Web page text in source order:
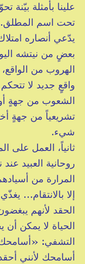
علينا بأمثلة بيّنة
تحت اسم المطلق.
يدّعي أنصاره
بعضٍ من نيتشه
الهروب من
واقعٍ جديد لا تتحكم
الشعوب من جهةٍ
تشريعياً من جهةٍ
شيء.
ثانياً، العمل على
روحانية العبيد
المرارة من
إلا بالانتقام…
الحقد لأنهم
الحياة لا يمكن
التشفي:
أسامحك لأنني